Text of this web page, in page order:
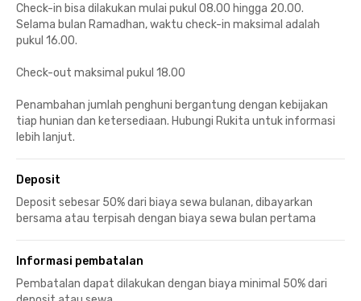
Check-in bisa dilakukan mulai pukul 08.00 hingga 20.00.
Selama bulan Ramadhan, waktu check-in maksimal adalah
pukul 16.00.
Check-out maksimal pukul 18.00
Penambahan jumlah penghuni bergantung dengan kebijakan
tiap hunian dan ketersediaan. Hubungi Rukita untuk informasi
lebih lanjut.
Deposit
Deposit sebesar 50% dari biaya sewa bulanan, dibayarkan
bersama atau terpisah dengan biaya sewa bulan pertama
Informasi pembatalan
Pembatalan dapat dilakukan dengan biaya minimal 50% dari